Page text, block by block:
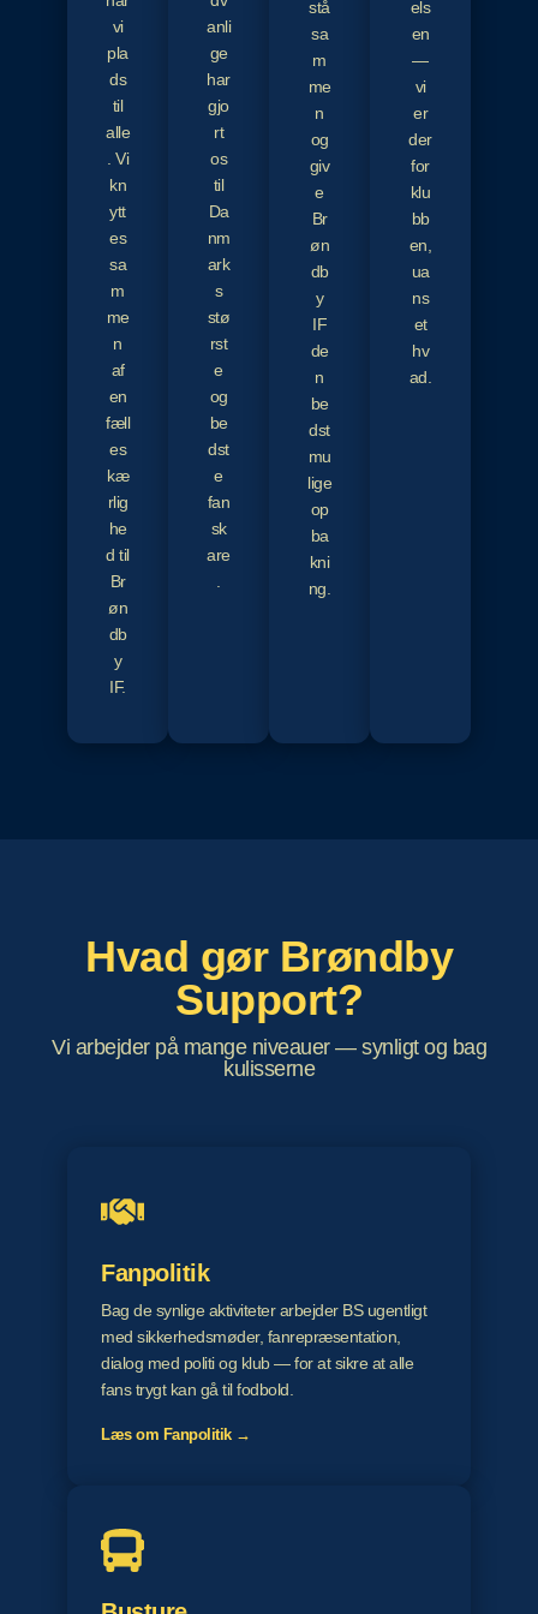
vi
pla
ds
til
alle
. Vi
kn
ytt
es
sa
m
me
n
af
en
fæll
es
kæ
rlig
he
d til
Br
øn
db
y
IF.
anli
ge
har
gjo
rt
os
til
Da
nm
ark
s
stø
rst
e
og
be
dst
e
fan
sk
are
stå
sa
m
me
n
og
giv
e
Br
øn
db
y
IF
de
n
be
dst
mu
lige
op
ba
kni
ng.
els
en
—
vi
er
der
for
klu
bb
en,
ua
ns
et
hv
ad.
Hvad gør Brøndby
Support?
Vi arbejder på mange niveauer — synligt og bag
kulisserne
Fanpolitik
Bag de synlige aktiviteter arbejder BS ugentligt
med sikkerhedsmøder, fanrepræsentation,
dialog med politi og klub — for at sikre at alle
fans trygt kan gå til fodbold.
Læs om Fanpolitik →